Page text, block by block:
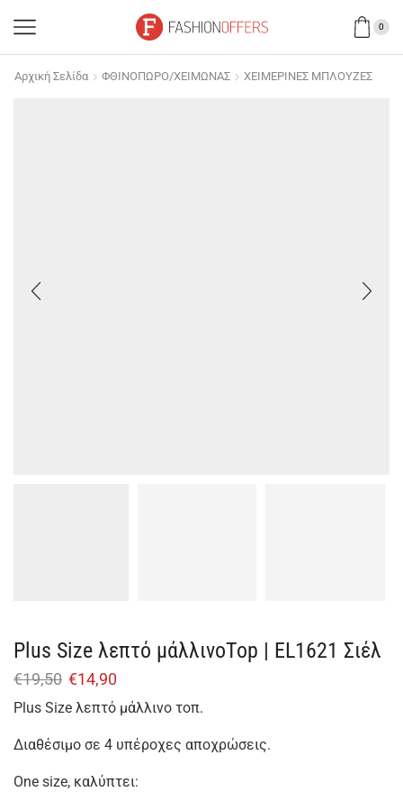
0
Αρχική Σελίδα ΦΘΙΝΟΠΩΡΟ/ΧΕΙΜΩΝΑΣ ΧΕΙΜΕΡΙΝΕΣ ΜΠΛΟΥΖΕΣ
Plus Size λεπτό μάλλινοTop | EL1621 Σιέλ
€19,50 €14,90
Plus Size λεπτό μάλλινο τοπ.
Διαθέσιμο σε 4 υπέροχες αποχρώσεις.
One size, καλύπτει: